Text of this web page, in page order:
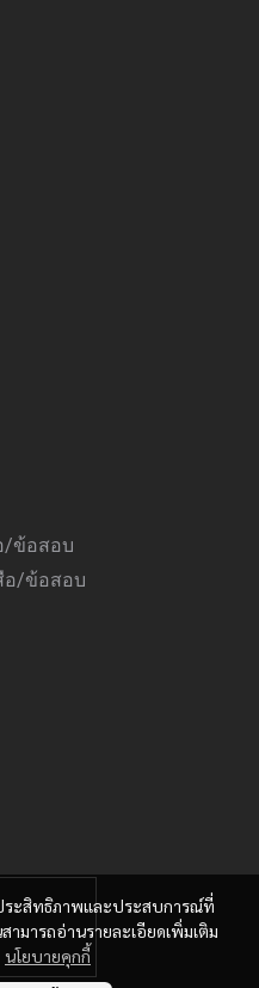
/ข้อสอบ
อ/ข้อสอบ
ระสิทธิภาพและประสบการณ์ที่
ามารถอ่านรายละเอียดเพิ่มเติม
นโยบายคุกกี้